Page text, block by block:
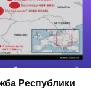
Республики